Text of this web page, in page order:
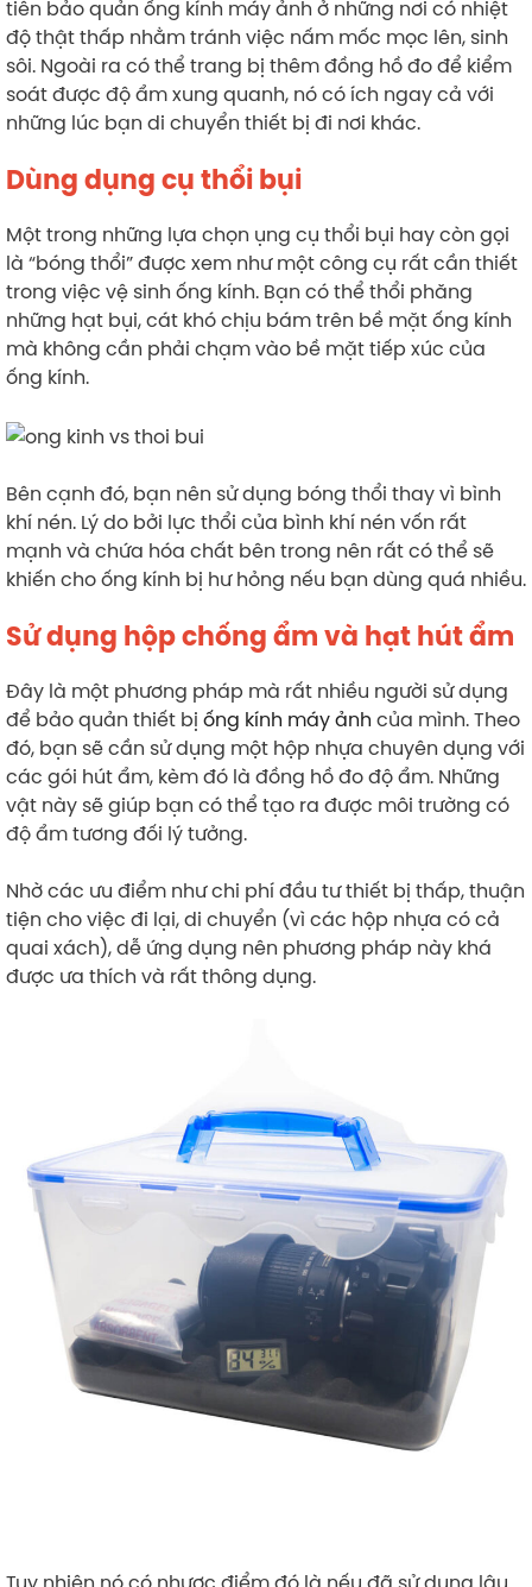
tiên bảo quản ống kính máy ảnh ở những nơi có nhiệt
độ thật thấp nhằm tránh việc nấm mốc mọc lên, sinh
sôi. Ngoài ra có thể trang bị thêm đồng hồ đo để kiểm
soát được độ ẩm xung quanh, nó có ích ngay cả với
những lúc bạn di chuyển thiết bị đi nơi khác.
Dùng dụng cụ thổi bụi
Một trong những lựa chọn ụng cụ thổi bụi hay còn gọi
là “bóng thổi” được xem như một công cụ rất cần thiết
trong việc vệ sinh ống kính. Bạn có thể thổi phăng
những hạt bụi, cát khó chịu bám trên bề mặt ống kính
mà không cần phải chạm vào bề mặt tiếp xúc của
ống kính.
Bên cạnh đó, bạn nên sử dụng bóng thổi thay vì bình
khí nén. Lý do bởi lực thổi của bình khí nén vốn rất
mạnh và chứa hóa chất bên trong nên rất có thể sẽ
khiến cho ống kính bị hư hỏng nếu bạn dùng quá nhiều.
Sử dụng hộp chống ẩm và hạt hút ẩm
Đây là một phương pháp mà rất nhiều người sử dụng
để bảo quản thiết bị ống kính máy ảnh của mình. Theo
đó, bạn sẽ cần sử dụng một hộp nhựa chuyên dụng với
các gói hút ẩm, kèm đó là đồng hồ đo độ ẩm. Những
vật này sẽ giúp bạn có thể tạo ra được môi trường có
độ ẩm tương đối lý tưởng.
Nhờ các ưu điểm như chi phí đầu tư thiết bị thấp, thuận
tiện cho việc đi lại, di chuyển (vì các hộp nhựa có cả
quai xách), dễ ứng dụng nên phương pháp này khá
được ưa thích và rất thông dụng.